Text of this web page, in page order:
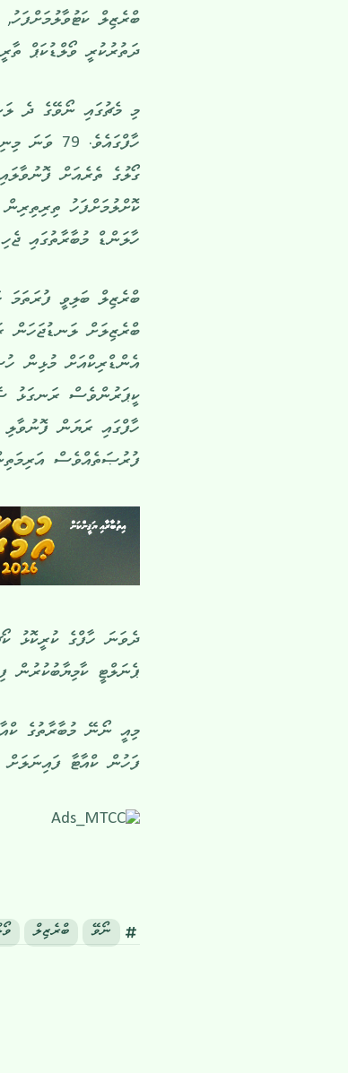
ބްރެޒިލް
ދަތުރުކުރީ ވޯލްޑުކަޕް ތާރީޚުގައި
މި މެޗުގައި ނޯވޭގެ ދެ
ކޮށްލުމަށްފަހު
ހާލަންޑް މުބާރާތުގައި ޖެހި 7 ވަނަ ގޯލެވެ. މިއަދަދަށް މެސީ އާއި އެމްބާޕޭ ވެސް ވަނީ ލަނޑު ޖަހާފައެވެ.
ބްރެޒިލް ބަލިވީ ފުރަތަމަ
ބްރެޒިލަށް ލަނޑުޖަހަން
އެންޑްރިކްއަށް މުޅިން
ކީޕަރުންވެސް ރަނގަޅު
ހާފްގައި ރަޔަން
ފުރުޞަތެއްވެސް
ދެވަނަ ހާފްގެ ކުރީކޮޅު
ޕެނަލްޓީ ކާމިޔާބުކުރުން
ފަހުން ކްއާޓާ
ނޯވޭ ބްރެޒިލް